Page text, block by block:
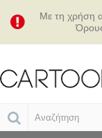
Με τη χρήση